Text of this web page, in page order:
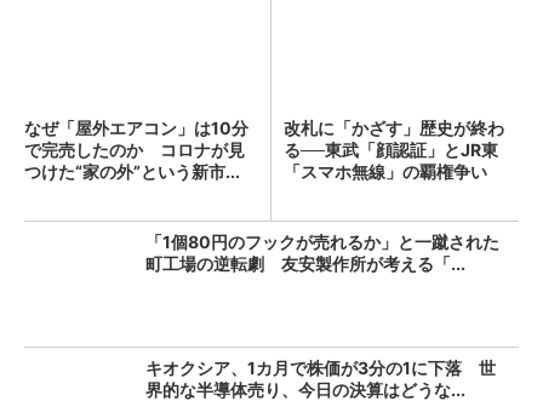
なぜ「屋外エアコン」は10分
で完売したのか コロナが見
つけた“家の外”という新市...
改札に「かざす」歴史が終わ
る──東武「顔認証」とJR東
「スマホ無線」の覇権争い
「1個80円のフックが売れるか」と一蹴された
町工場の逆転劇 友安製作所が考える「...
キオクシア、1カ月で株価が3分の1に下落 世
界的な半導体売り、今日の決算はどうな...